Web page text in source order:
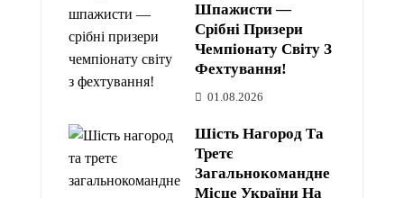
Шпажисти —
Срібні Призери
Чемпіонату Світу З
Фехтування!
01.08.2026
Шість Нагород Та
Третє
Загальнокомандне
Місце України На